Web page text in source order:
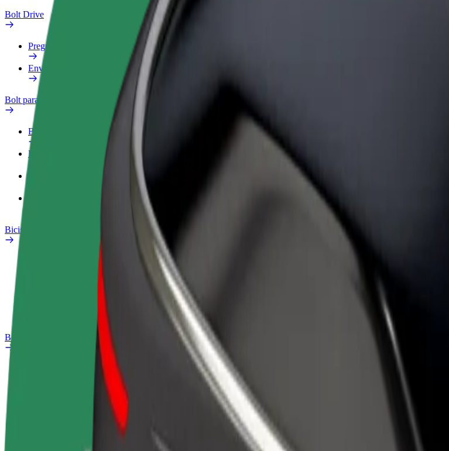
Bolt Drive
Preguntas frecuentes
Enviar aviso sobre un vehículo
Bolt para empresas
Beneficios
Perfil de trabajo
Bicis
Laboratorio de seguridad
Informar de un problema
Bolt Plus